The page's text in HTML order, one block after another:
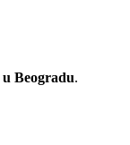
Beogradu.